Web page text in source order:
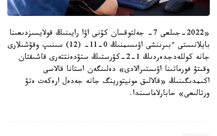
«2022-جىلعى 7- جەلتوقسان كۇنى اۋا رايىنىڭ قولايسىزدىعىنا
بايلانىستى ءبىرىنشى اۋىسىمنىڭ 0-11- (12) سىنىپ وقۋشىلارى
جانە كوللەدجدەردىڭ 1-2-كۋرستىڭ ستۋدەنتتەرى قاشىقتان
وقىتۋ فورماتىنا اۋىستىرالادى» دەلىنگەن استانا قالاسى
اكىمدىگىنىڭ «قالالىق مونيتورينگ جانە جەدەل ارەكەت ەتۋ
ورتالىعى» حابارلاماسىندا.